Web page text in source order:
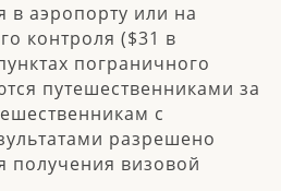
в аэропорту или на
контроля ($31 в
пограничного
путешественниками за
с
разрешено
получения визовой